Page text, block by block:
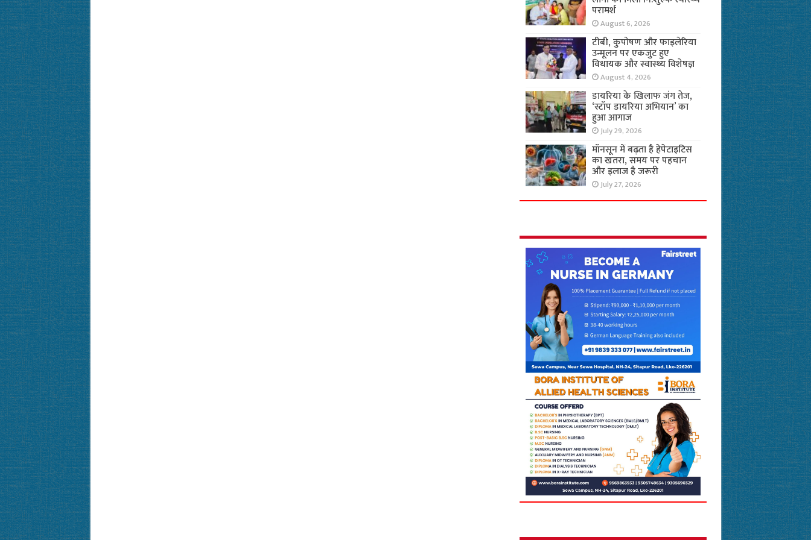
परामर्श
August 6, 2026
टीबी, कुपोषण और फाइलेरिया
उन्मूलन पर एकजुट हुए
विधायक और स्वास्थ्य विशेषज्ञ
August 4, 2026
डायरिया के खिलाफ जंग तेज,
‘स्टॉप डायरिया अभियान’ का
हुआ आगाज
July 29, 2026
मॉनसून में बढ़ता है हेपेटाइटिस
का खतरा, समय पर पहचान
और इलाज है जरूरी
July 27, 2026